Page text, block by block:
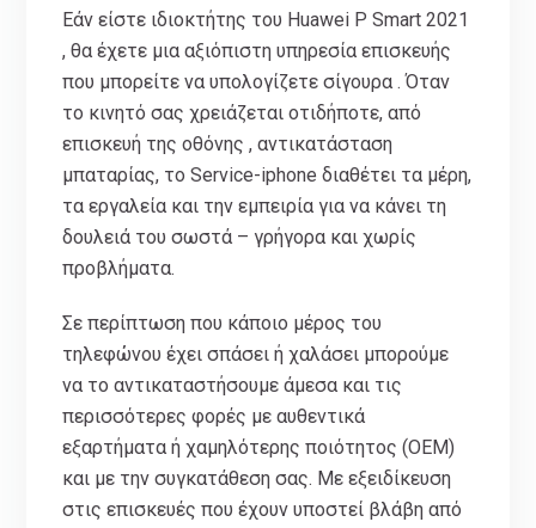
Εάν είστε ιδιοκτήτης του Huawei P Smart 2021
, θα έχετε μια αξιόπιστη υπηρεσία επισκευής
που μπορείτε να υπολογίζετε σίγουρα . Όταν
το κινητό σας χρειάζεται οτιδήποτε, από
επισκευή της οθόνης , αντικατάσταση
μπαταρίας, το Service-iphone διαθέτει τα μέρη,
τα εργαλεία και την εμπειρία για να κάνει τη
δουλειά του σωστά – γρήγορα και χωρίς
προβλήματα.
Σε περίπτωση που κάποιο μέρος του
τηλεφώνου έχει σπάσει ή χαλάσει μπορούμε
να το αντικαταστήσουμε άμεσα και τις
περισσότερες φορές με αυθεντικά
εξαρτήματα ή χαμηλότερης ποιότητος (ΟΕΜ)
και με την συγκατάθεση σας. Με εξειδίκευση
στις επισκευές που έχουν υποστεί βλάβη από